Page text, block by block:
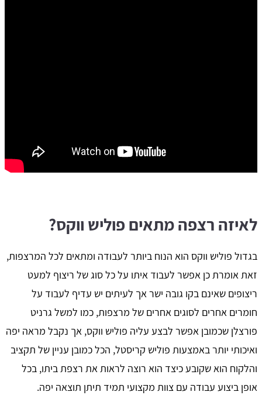
לאיזה רצפה מתאים פוליש ווקס?
בגדול פוליש ווקס הוא הנוח ביותר לעבודה ומתאים לכל המרצפות,
זאת אומרת כן אפשר לעבוד איתו על כל סוג של ריצוף למעט
ריצופים שאינם בקו גובה ישר אך לעיתים יש עדיף לעבוד על
חומרים אחרים לסוגים אחרים של מרצפות, כמו למשל גרניט
פורצלן שכמובן אפשר לבצע עליה פוליש ווקס, אך נקבל מראה יפה
ואיכותי יותר באמצעות פוליש קריסטל, הכל כמובן עניין של תקציב
והלקוח הוא שקובע כיצד הוא רוצה לראות את רצפת ביתו, בכל
אופן ביצוע עבודה עם צוות מקצועי תמיד תיתן תוצאה יפה.